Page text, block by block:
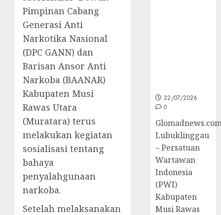
Pimpinan Cabang
Generasi Anti
Narkotika Nasional
(DPC GANN) dan
Barisan Ansor Anti
Narkoba (BAANAR)
Kabupaten Musi
Rawas Utara
(Muratara) terus
melakukan kegiatan
sosialisasi tentang
bahaya
penyalahgunaan
narkoba.
Setelah melaksanakan
22/07/2026
0
Lubuklinggau
– Persatuan
Wartawan
Indonesia
(PWI)
Kabupaten
Musi Rawas